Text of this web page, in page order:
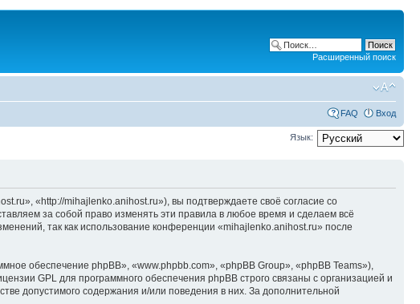
Расширенный поиск
FAQ Вход
Язык:
«http://mihajlenko.anihost.ru»), вы подтверждаете своё согласие со
за собой право изменять эти правила в любое время и сделаем всё
так как использование конференции «mihajlenko.anihost.ru» после
обеспечение phpBB», «www.phpbb.com», «phpBB Group», «phpBB Teams»),
GPL для программного обеспечения phpBB строго связаны с организацией и
допустимого содержания и/или поведения в них. За дополнительной